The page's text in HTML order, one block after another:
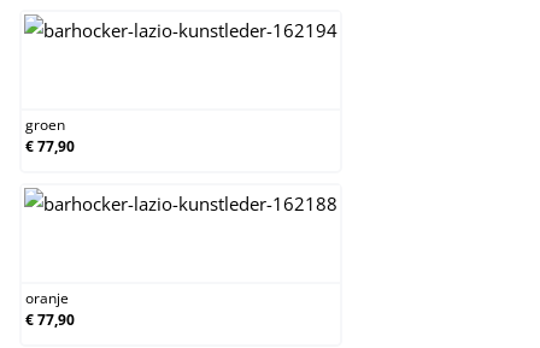
groen
€ 77,90
oranje
€ 77,90